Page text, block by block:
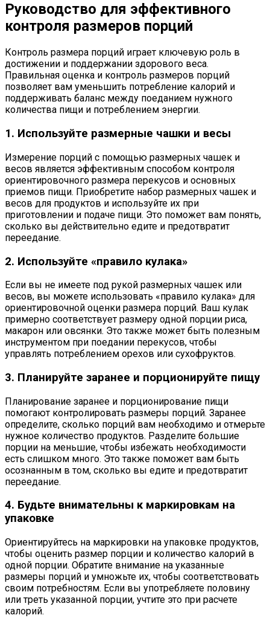
Руководство для эффективного
контроля размеров порций
Контроль размера порций играет ключевую роль в
достижении и поддержании здорового веса.
Правильная оценка и контроль размеров порций
позволяет вам уменьшить потребление калорий и
поддерживать баланс между поеданием нужного
количества пищи и потреблением энергии.
1. Используйте размерные чашки и весы
Измерение порций с помощью размерных чашек и
весов является эффективным способом контроля
ориентировочного размера перекусов и основных
приемов пищи. Приобретите набор размерных чашек и
весов для продуктов и используйте их при
приготовлении и подаче пищи. Это поможет вам понять,
сколько вы действительно едите и предотвратит
переедание.
2. Используйте «правило кулака»
Если вы не имеете под рукой размерных чашек или
весов, вы можете использовать «правило кулака» для
ориентировочной оценки размера порций. Ваш кулак
примерно соответствует размеру одной порции риса,
макарон или овсянки. Это также может быть полезным
инструментом при поедании перекусов, чтобы
управлять потреблением орехов или сухофруктов.
3. Планируйте заранее и порционируйте пищу
Планирование заранее и порционирование пищи
помогают контролировать размеры порций. Заранее
определите, сколько порций вам необходимо и отмерьте
нужное количество продуктов. Разделите большие
порции на меньшие, чтобы избежать необходимости
есть слишком много. Это также поможет вам быть
осознанным в том, сколько вы едите и предотвратит
переедание.
4. Будьте внимательны к маркировкам на
упаковке
Ориентируйтесь на маркировки на упаковке продуктов,
чтобы оценить размер порции и количество калорий в
одной порции. Обратите внимание на указанные
размеры порций и умножьте их, чтобы соответствовать
своим потребностям. Если вы употребляете половину
или треть указанной порции, учтите это при расчете
калорий.